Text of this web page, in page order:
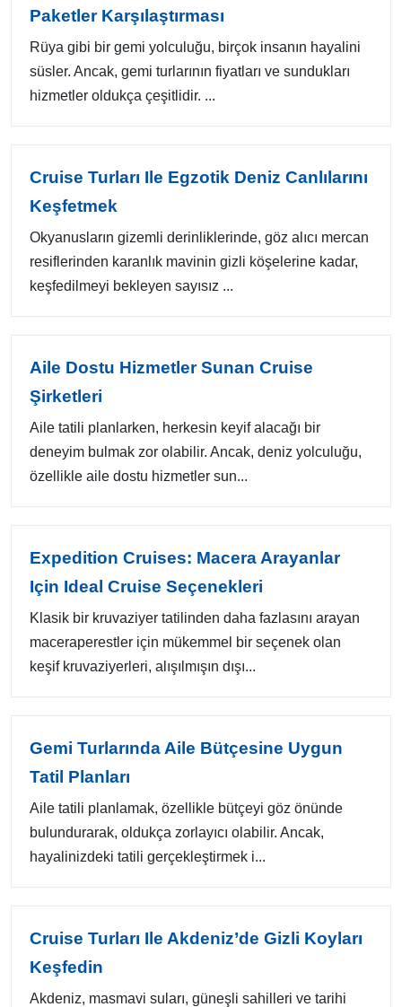
Paketler Karşılaştırması
Rüya gibi bir gemi yolculuğu, birçok insanın hayalini
süsler. Ancak, gemi turlarının fiyatları ve sundukları
hizmetler oldukça çeşitlidir. ...
Cruise Turları Ile Egzotik Deniz Canlılarını
Keşfetmek
Okyanusların gizemli derinliklerinde, göz alıcı mercan
resiflerinden karanlık mavinin gizli köşelerine kadar,
keşfedilmeyi bekleyen sayısız ...
Aile Dostu Hizmetler Sunan Cruise
Şirketleri
Aile tatili planlarken, herkesin keyif alacağı bir
deneyim bulmak zor olabilir. Ancak, deniz yolculuğu,
özellikle aile dostu hizmetler sun...
Expedition Cruises: Macera Arayanlar
Için Ideal Cruise Seçenekleri
Klasik bir kruvaziyer tatilinden daha fazlasını arayan
maceraperestler için mükemmel bir seçenek olan
keşif kruvaziyerleri, alışılmışın dışı...
Gemi Turlarında Aile Bütçesine Uygun
Tatil Planları
Aile tatili planlamak, özellikle bütçeyi göz önünde
bulundurarak, oldukça zorlayıcı olabilir. Ancak,
hayalinizdeki tatili gerçekleştirmek i...
Cruise Turları Ile Akdeniz’de Gizli Koyları
Keşfedin
Akdeniz, masmavi suları, güneşli sahilleri ve tarihi